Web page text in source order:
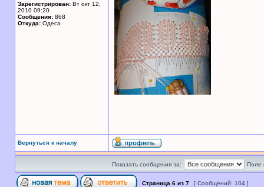
Зарегистрирован: Вт окт 12,
2010 09:20
Сообщения: 868
Откуда: Одеса
Вернуться к началу
Показать сообщения за: Поле
Страница 6 из 7 [ Сообщений: 104 ]